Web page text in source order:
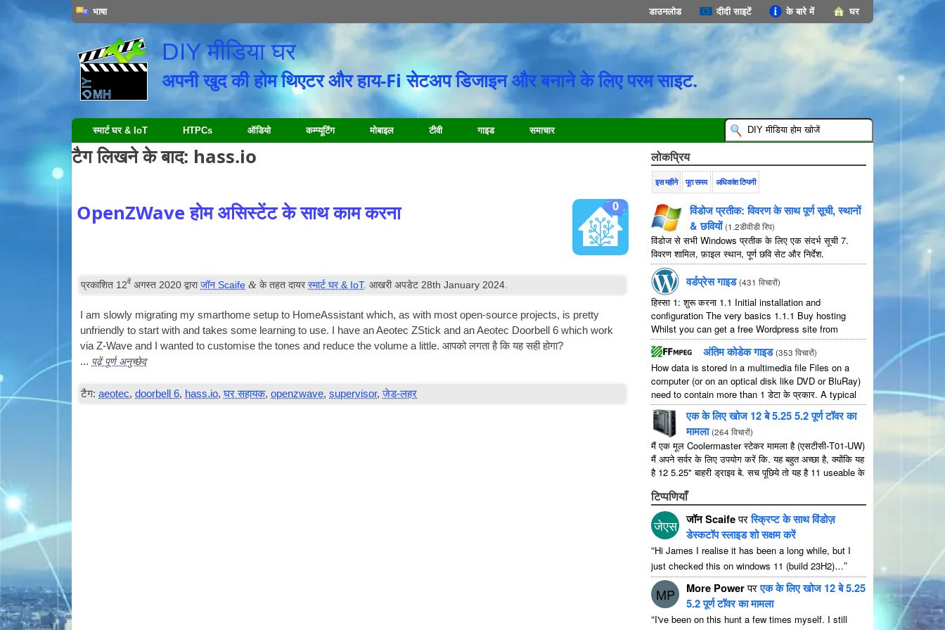
घर
के बारे में
दीदी साइटें
डाउनलोड
भाषा
DIY मीडिया घर
अपनी खुद की होम थिएटर और हाय-Fi सेटअप डिजाइन और बनाने के लिए परम साइट.
स्मार्ट घर & IoT HTPCs ऑडियो कम्प्यूटिंग मोबाइल टीवी गाइड समाचार
टैग लिखने के बाद: hass.io
0
OpenZWave होम असिस्टेंट के साथ काम करना
प्रकाशित 12वें अगस्त 2020 द्वाराजॉन Scaife & के तहत दायरस्मार्ट घर & IoT. आखरी अपडेट28th January 2024.
I am slowly migrat­ing my smarthome setup to Home­As­sist­ant which,as with most open-source pro­jects, is pretty
unfriendly to start with and takes some learn­ing to use. I have an Aeotec ZStick and an Aeotec Door­bell 6which work
via Z‑Wave and I wanted to cus­tom­ise the tones and reduce the volume a little. आपको लगता है कि यह सही होगा?
... पढ़ें पूर्ण अनुच्छेद
टैग: aeotec,doorbell 6, hass.io,घर सहायक,openzwave,supervisor,जेड-लहर
लोकप्रिय
इस महीने पूरा समय अधिकांश टिप्पणी
विंडोज प्रतीक: विवरण के साथ पूर्ण सूची, स्थानों
& छवियों (1.2डीवीडी रिप)
विंडोज से सभी Windows प्रतीक के लिए एक संदर्भ सूची 7.
विवरण शामिल, फ़ाइल स्थान, पूर्ण छवि सेट और निर्देश.
वर्डप्रेस गाइड (431 विचारों)
हिस्सा 1: शुरू करना 1.1 Initial installation and
configuration The very basics 1.1.1 Buy hosting
Whilst you can get a free Wordpress site from
wordpress.com,you lose some control and you
have to serve their...
अंतिम कोडेक गाइड (353 विचारों)
How data is stored in a multimedia file Files on a
computer(or on an optical disk like DVD or BluRay)
need to contain more than 1 डेटा के प्रकार.A typical
movie will include...
एक के लिए खोज 12 बे 5.25 5.2 पूर्ण टॉवर का
मामला (264 विचारों)
मैं एक मूल Coolermaster स्टेकर मामला है (एसटीसी-T01-UW)
मैं अपने सर्वर के लिए उपयोग करें कि. यह बहुत अच्छा है, क्योंकि यह
है 12 5.25" बाहरी ड्राइव बे. सच पूछिये तो यह है 11 useable के
टिप्पणियाँ
जेएस जॉन Scaifeपरस्क्रिप्ट के साथ विंडोज़
डेस्कटॉप स्लाइड शो सक्षम करें
“Hi James I realise it has been a long while,but I
just checked this on windows 11 (build 23H2)…”
MP More Powerपरएक के लिए खोज 12 बे 5.25
5.2 पूर्ण टॉवर का मामला
“I've been on this hunt a few times myself. I still